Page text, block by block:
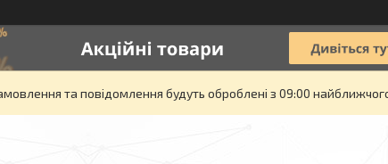
та повідомлення будуть оброблені з 09:00